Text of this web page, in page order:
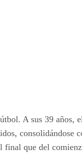
A sus 39 años,
final que del